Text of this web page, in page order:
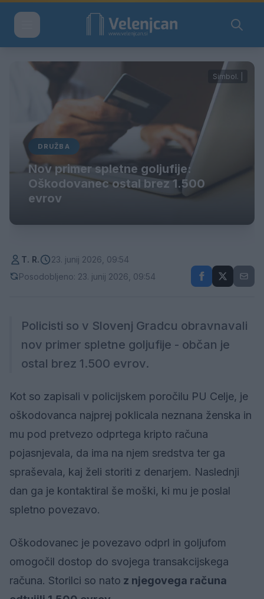
Simbol. |
DRUŽBA
Nov primer spletne goljufije:
Oškodovanec ostal brez 1.500
evrov
T. R.
23. junij 2026, 09:54
Posodobljeno: 23. junij 2026, 09:54
Policisti so v Slovenj Gradcu obravnavali
nov primer spletne goljufije - občan je
ostal brez 1.500 evrov.
Kot so zapisali v policijskem poročilu PU Celje, je
oškodovanca najprej poklicala neznana ženska in
mu pod pretvezo odprtega kripto računa
pojasnjevala, da ima na njem sredstva ter ga
spraševala, kaj želi storiti z denarjem. Naslednji
dan ga je kontaktiral še moški, ki mu je poslal
spletno povezavo.
Oškodovanec je povezavo odprl in goljufom
omogočil dostop do svojega transakcijskega
računa. Storilci so nato z njegovega računa